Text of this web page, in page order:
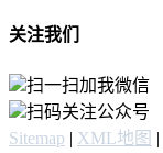
关注我们
扫一扫加我微信
扫码关注公众号
Sitemap | XML地图 |